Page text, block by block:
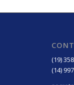
(19)
(14)